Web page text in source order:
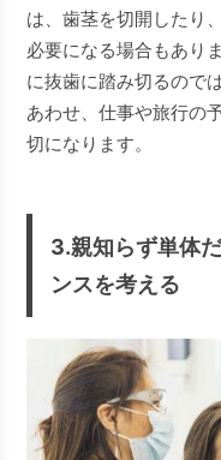
は、歯茎を切開したり
必要になる場合もあり
に抜歯に踏み切るので
あわせ、仕事や旅行の
切になります。
3.親知らず単体
ンスを考える